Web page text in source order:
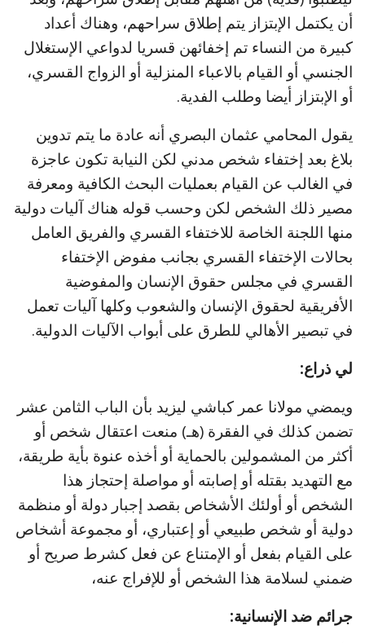
أن يكتمل الإبتزاز يتم إطلاق سراحهم، وهناك أعداد
كبيرة من النساء تم إخفائهن قسريا لدواعي الإستغلال
الجنسي أو القيام بالاعباء المنزلية أو الزواج القسري،
أو الإبتزاز أيضا وطلب الفدية.
يقول المحامي عثمان البصري أنه عادة ما يتم تدوين
بلاغ بعد إختفاء شخص مدني لكن النيابة تكون عاجزة
في الغالب عن القيام بعمليات البحث الكافية ومعرفة
مصير ذلك الشخص لكن وحسب قوله هناك آليات دولية
منها اللجنة الخاصة للاختفاء القسري والفريق العامل
بحالات الإختفاء القسري بجانب مفوض الإختفاء
القسري في مجلس حقوق الإنسان والمفوضية
الأفريقية لحقوق الإنسان والشعوب وكلها آليات تعمل
في تبصير الأهالي للطرق على أبواب الآليات الدولية.
لي ذراع:
ويمضي مولانا عمر كباشي ليزيد بأن الباب الثامن عشر
تضمن كذلك في الفقرة (هـ) منعت اعتقال شخص أو
أكثر من المشمولين بالحماية أو أخذه عنوة بأية طريقة،
مع التهديد بقتله أو إصابته أو مواصلة إحتجاز هذا
الشخص أو أولئك الأشخاص بقصد إجبار دولة أو منظمة
دولية أو شخص طبيعي أو إعتباري، أو مجموعة أشخاص
على القيام بفعل أو الإمتناع عن فعل كشرط صريح أو
ضمني لسلامة هذا الشخص أو للإفراج عنه،
جرائم ضد الإنسانية: